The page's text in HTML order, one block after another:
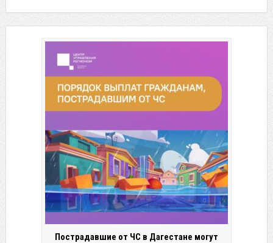
Пострадавшие от ЧС в Дагестане могут